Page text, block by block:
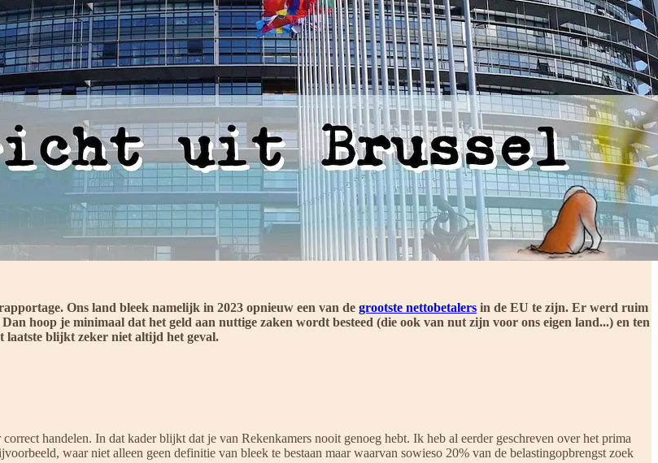
Ons land bleek namelijk in 2023 opnieuw een van de grootste nettobetalers in de EU te zijn. Er werd ruim
hoop je minimaal dat het geld aan nuttige zaken wordt besteed (die ook van nut zijn voor ons eigen land...) en ten
laatste blijkt zeker niet altijd het geval.
handelen. In dat kader blijkt dat je van Rekenkamers nooit genoeg hebt. Ik heb al eerder geschreven over het prima
waar niet alleen geen definitie van bleek te bestaan maar waarvan sowieso 20% van de belastingopbrengst zoek